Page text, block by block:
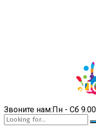
Звоните нам:Пн - Сб